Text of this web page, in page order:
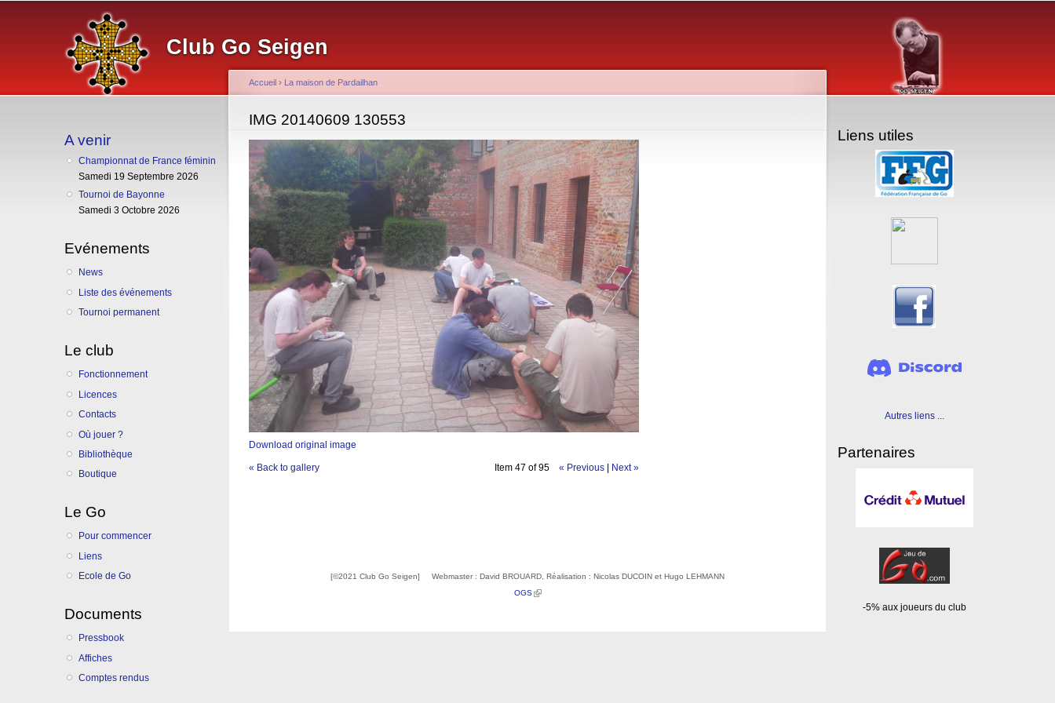
Club Go Seigen
A venir
Championnat de France féminin
Samedi 19 Septembre 2026
Tournoi de Bayonne
Samedi 3 Octobre 2026
Evénements
News
Liste des événements
Tournoi permanent
Le club
Fonctionnement
Licences
Contacts
Où jouer ?
Bibliothèque
Boutique
Le Go
Pour commencer
Liens
Ecole de Go
Documents
Pressbook
Affiches
Comptes rendus
Vous êtes ici
Accueil › La maison de Pardailhan
IMG 20140609 130553
Download original image
« Back to gallery Item 47 of 95 « Previous Next »
[©2021 Club Go Seigen] Webmaster : David BROUARD, Réalisation : Nicolas DUCOIN et Hugo LEHMANN
OGS(link is external)
Liens utiles
Autres liens ...
Partenaires
-5% aux joueurs du club